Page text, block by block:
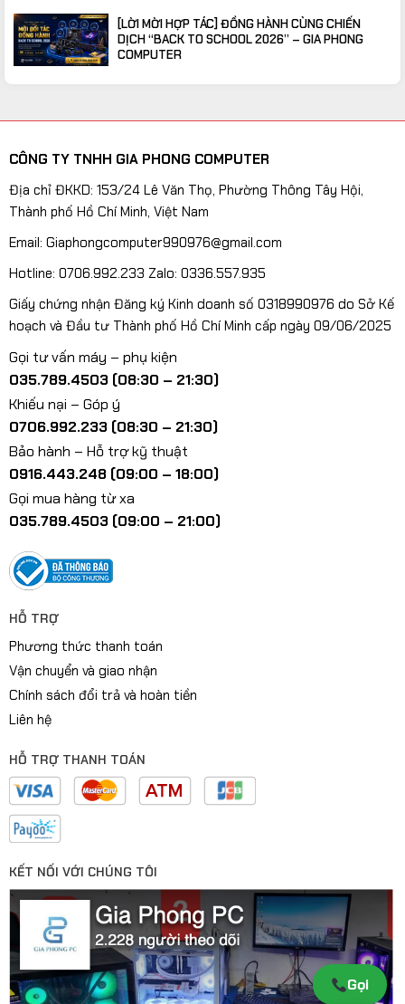
[LỜI MỜI HỢP TÁC] ĐỒNG HÀNH CÙNG CHIẾN
DỊCH “BACK TO SCHOOL 2026” – GIA PHONG
COMPUTER
CÔNG TY TNHH GIA PHONG COMPUTER
Địa chỉ ĐKKD: 153/24 Lê Văn Thọ, Phường Thông Tây Hội,
Thành phố Hồ Chí Minh, Việt Nam
Email: Giaphongcomputer990976@gmail.com
Hotline: 0706.992.233 Zalo: 0336.557.935
Giấy chứng nhận Đăng ký Kinh doanh số 0318990976 do Sở Kế
hoạch và Đầu tư Thành phố Hồ Chí Minh cấp ngày 09/06/2025
Gọi tư vấn máy – phụ kiện
035.789.4503 (08:30 – 21:30)
Khiếu nại – Góp ý
0706.992.233 (08:30 – 21:30)
Bảo hành – Hỗ trợ kỹ thuật
0916.443.248 (09:00 – 18:00)
Gọi mua hàng từ xa
035.789.4503 (09:00 – 21:00)
HỖ TRỢ
Phương thức thanh toán
Vận chuyển và giao nhận
Chính sách đổi trả và hoàn tiền
Liên hệ
HỖ TRỢ THANH TOÁN
KẾT NỐI VỚI CHÚNG TÔI
Gọi